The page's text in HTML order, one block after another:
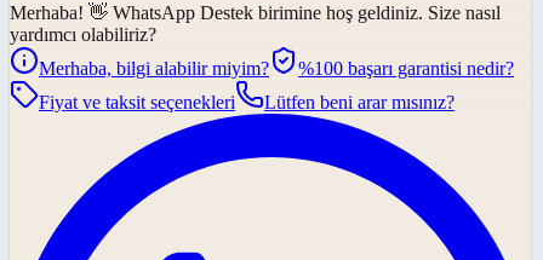
Merhaba! 👋 WhatsApp Destek birimine hoş geldiniz. Size nasıl
yardımcı olabiliriz?
Merhaba, bilgi alabilir miyim?
%100 başarı garantisi nedir?
Fiyat ve taksit seçenekleri
Lütfen beni arar mısınız?